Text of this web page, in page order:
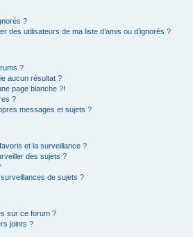
?
des utilisateurs de ma liste d’amis ou d’ignorés ?
?
aucun résultat ?
page blanche ?!
?
messages et sujets ?
et la surveillance ?
des sujets ?
de sujets ?
sur ce forum ?
joints ?